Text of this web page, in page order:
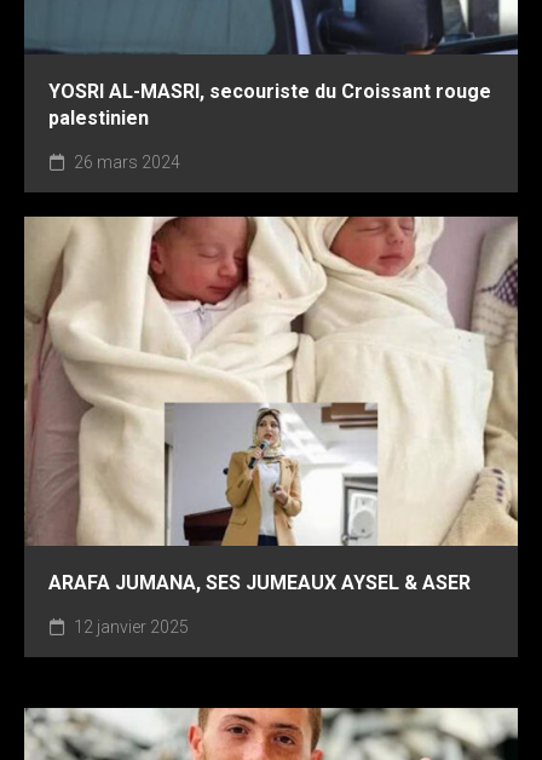
YOSRI AL-MASRI, secouriste du Croissant rouge
palestinien
26 mars 2024
ARAFA JUMANA, SES JUMEAUX AYSEL & ASER
12 janvier 2025